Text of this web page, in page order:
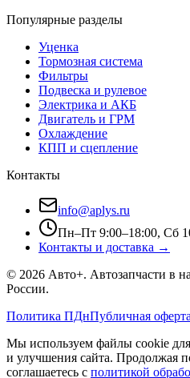
Популярные разделы
Уценка
Тормозная система
Фильтры
Подвеска и рулевое
Электрика и АКБ
Двигатель и ГРМ
Охлаждение
КПП и сцепление
Контакты
info@aplys.ru
Пн–Пт 9:00–18:00, Сб
Контакты и доставка →
© 2026 Авто+. Автозапчасти в
России.
Политика ПДнПубличная оферта
Мы используем файлы cookie
и улучшения сайта. Продолжая
соглашаетесь с политикой